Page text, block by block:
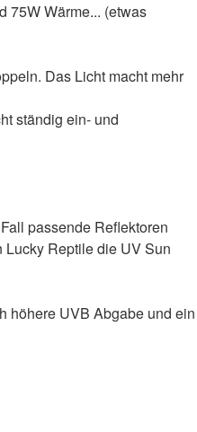
75W Wärme... (etwas
Das Licht macht mehr
ständig ein- und
passende Reflektoren
Lucky Reptile die UV Sun
höhere UVB Abgabe und ein